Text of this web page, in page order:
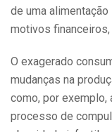
de uma
motivos
O exagerado
mudanças na
como, por exemplo,
processo de